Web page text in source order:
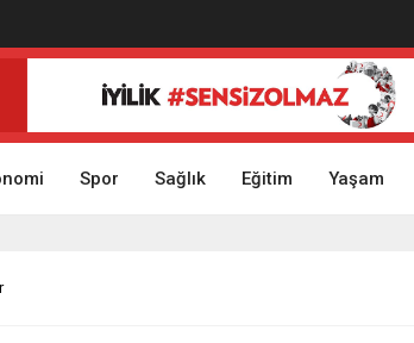
Spor Sağlık Eğitim Yaşam